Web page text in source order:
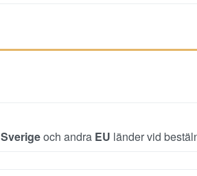
Sverigeoch andra EU länder vid